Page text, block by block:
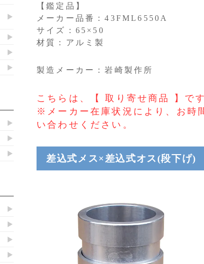
【鑑定品】
メーカー品番：43FML6550A
サイズ：65×50
材質：アルミ製
製造メーカー：岩崎製作所
こちらは、【 取り寄せ商品 】で
※メーカー在庫状況により、お時
い合わせください。
差込式メス×差込式オス(段下げ